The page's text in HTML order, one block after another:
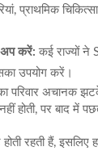
प्राथमिक
करें: कई राज्यों ने
उपयोग करें।
अचानक
होती, पर बाद में
रहती हैं, इसलिए